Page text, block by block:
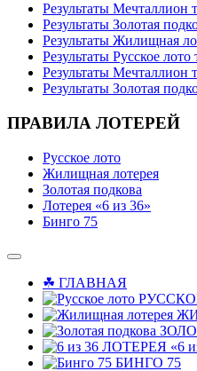
Результаты Мечталлион
Результаты Золотая
Результаты Жилищная
Результаты Русское
Результаты Мечталлион
Результаты Золотая
ПРАВИЛА ЛОТЕРЕЙ
Русское лото
Жилищная лотерея
Золотая подкова
Лотерея «6 из 36»
Бинго 75
☘ ГЛАВНАЯ
ЛОТЕРЕЯ «6
БИНГО 75